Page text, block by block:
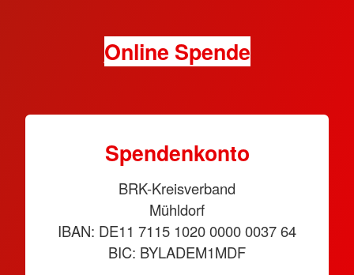
Online Spende
Spendenkonto
BRK-Kreisverband
Mühldorf
IBAN: DE11 7115 1020 0000 0037 64
BIC: BYLADEM1MDF